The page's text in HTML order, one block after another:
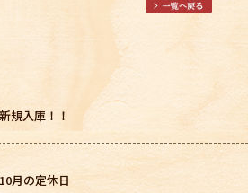
新規入庫！！
10月の定休日